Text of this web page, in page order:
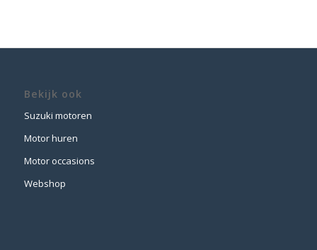
Bekijk ook
Suzuki motoren
Motor huren
Motor occasions
Webshop